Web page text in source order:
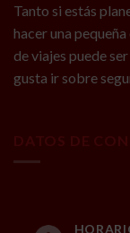
Tanto si estás
hacer una
de viajes puede
gusta ir sobre